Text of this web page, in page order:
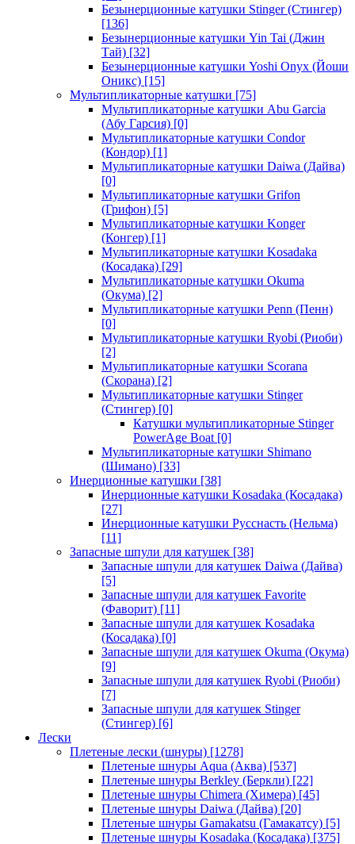
Безынерционные катушки Stinger (Стингер)
[136]
Безынерционные катушки Yin Tai (Джин
Тай) [32]
Безынерционные катушки Yoshi Onyx (Йоши
Оникс) [15]
Мультипликаторные катушки [75]
Мультипликаторные катушки Abu Garcia
(Абу Гарсия) [0]
Мультипликаторные катушки Condor
(Кондор) [1]
Мультипликаторные катушки Daiwa (Дайва)
[0]
Мультипликаторные катушки Grifon
(Грифон) [5]
Мультипликаторные катушки Konger
(Конгер) [1]
Мультипликаторные катушки Kosadaka
(Косадака) [29]
Мультипликаторные катушки Okuma
(Окума) [2]
Мультипликаторные катушки Penn (Пенн)
[0]
Мультипликаторные катушки Ryobi (Риоби)
[2]
Мультипликаторные катушки Scorana
(Скорана) [2]
Мультипликаторные катушки Stinger
(Стингер) [0]
Катушки мультипликаторные Stinger
PowerAge Boat [0]
Мультипликаторные катушки Shimano
(Шимано) [33]
Инерционные катушки [38]
Инерционные катушки Kosadaka (Косадака)
[27]
Инерционные катушки Русснасть (Нельма)
[11]
Запасные шпули для катушек [38]
Запасные шпули для катушек Daiwa (Дайва)
[5]
Запасные шпули для катушек Favorite
(Фаворит) [11]
Запасные шпули для катушек Kosadaka
(Косадака) [0]
Запасные шпули для катушек Okuma (Окума)
[9]
Запасные шпули для катушек Ryobi (Риоби)
[7]
Запасные шпули для катушек Stinger
(Стингер) [6]
Лески
Плетеные лески (шнуры) [1278]
Плетеные шнуры Aqua (Аква) [537]
Плетеные шнуры Berkley (Беркли) [22]
Плетеные шнуры Chimera (Химера) [45]
Плетеные шнуры Daiwa (Дайва) [20]
Плетеные шнуры Gamakatsu (Гамакатсу) [5]
Плетеные шнуры Kosadaka (Косадака) [375]